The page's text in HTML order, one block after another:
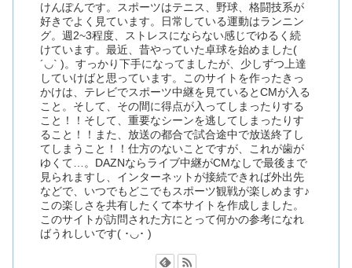
けんぽんです。スポーツはテニス、野球、格闘技系が
好きでよく見ています。日常している運動はランニン
グ。週2~3程度、ストレスにならない感じでゆるく続
けています。最近、昔やっていた卓球を始めました(
´◡` )。すっかり下手になってましたが、少しずつ上達
していけばと思っています。このサイトを作ったきっ
かけは、テレビでスポーツ中継を見ているとCMが入る
こと。そして、その間に得点が入ってしまったりする
こと！！そして、重要なシーンを逃してしまったりす
ること！！また、放送の都合で試合途中で放送終了し
てしまうこと！！仕方のないことですが、これが歯が
ゆくて…。DAZNならライブ中継がCMなしで最後まで
見られますし、インターネットが接続できれば外出先
などで、いつでもどこでもスポーツ観戦が楽しめます♪
この楽しさを共有したくて本サイトを作成しました。
このサイトが訪問された方にとって何かの参考になれ
ばうれしいです( ･◡･ )